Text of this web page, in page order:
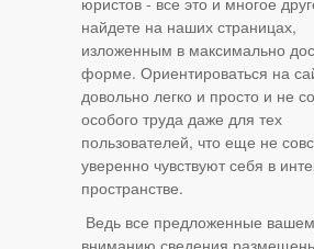
найдете на наших страницах,
изложенным в максимально
форме. Ориентироваться на
довольно легко и просто и не
особого труда даже для тех
пользователей, что еще не
уверенно чувствуют себя в
пространстве.
Ведь все предложенные